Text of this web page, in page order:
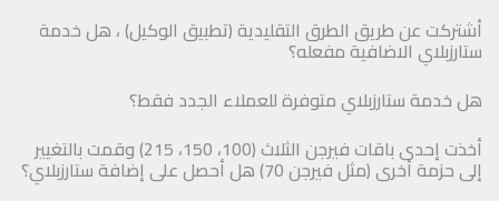
أشتركت عن طريق الطرق التقليدية (تطبيق الوكيل) ، هل خدمة
ستارزبلاي الاضافية مفعله؟
هل خدمة ستارزبلاي متوفرة للعملاء الجدد فقط؟
أخذت إحدى باقات فيرجن الثلاث (100، 150، 215) وقمت بالتغيير
إلى حزمة أخرى (مثل فيرجن 70) هل أحصل على إضافة ستارزبلاي؟